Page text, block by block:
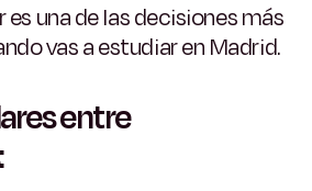
es una de las decisiones más
vas a estudiar en Madrid.
entre